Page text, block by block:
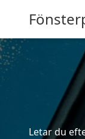
Letar du